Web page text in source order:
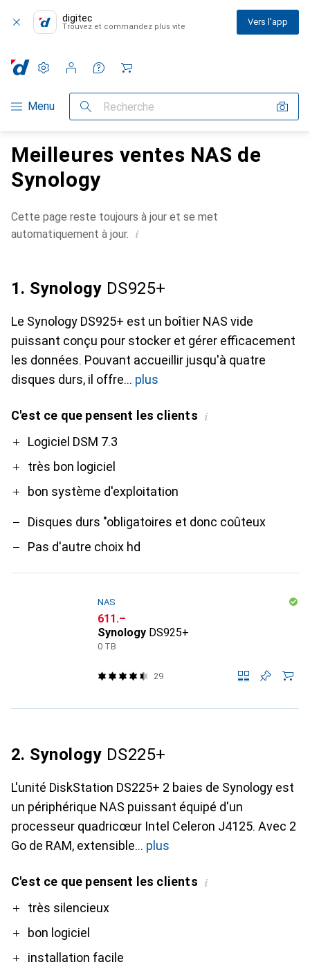
digitec
Trouvez et commandez plus vite Vers l'app
Navigation par catégorie
Menu Recherche
Paramètres
Compte client
Listes de comparaison
Listes d'envies
Panier
Meilleures ventes NAS de
Synology
Cette page reste toujours à jour et se met
automatiquement à jour. i
1. Synology DS925+
Le Synology DS925+ est un boîtier NAS vide
puissant conçu pour stocker et gérer efficacement
les données. Pouvant accueillir jusqu'à quatre
disques durs, il offre
plus
C'est ce que pensent les clients i
ProLogiciel DSM 7.3
très bon logiciel
bon système d'exploitation
Contre
Disques durs "obligatoires et donc coûteux
Pas d'autre choix hd
NAS
CHF
611.–
Synology DS925+
0 TB
29
2. Synology DS225+
L'unité DiskStation DS225+ 2 baies de Synology est
un périphérique NAS puissant équipé d'un
processeur quadricœur Intel Celeron J4125. Avec 2
Go de RAM, extensible
plus
C'est ce que pensent les clients i
Protrès silencieux
bon logiciel
installation facile
Contre